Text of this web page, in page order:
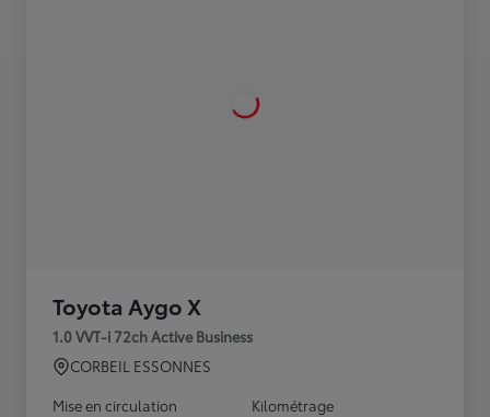
Toyota Aygo X
1.0 VVT-i 72ch Active Business
CORBEIL ESSONNES
Mise en circulation
Kilométrage